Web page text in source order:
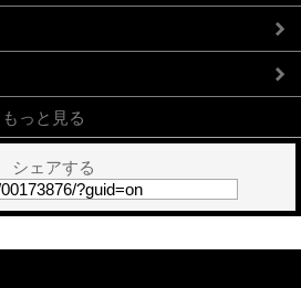
もっと見る
シェアする